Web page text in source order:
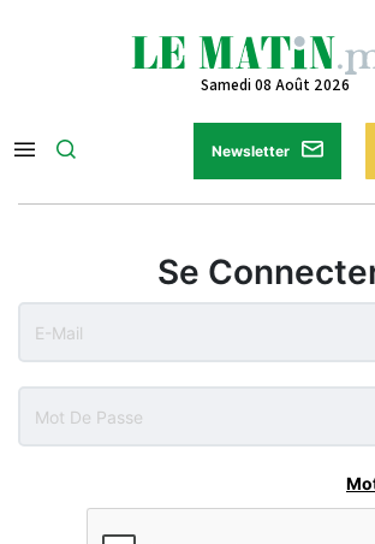
Samedi 08 Août 2026
Newsletter
Se